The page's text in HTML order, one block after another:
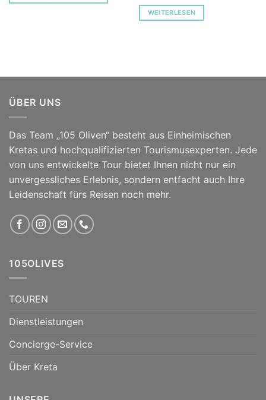
WEITERLESEN
ÜBER UNS
Das Team „105 Oliven“ besteht aus Einheimischen
Kretas und hochqualifizierten Tourismusexperten. Jede
von uns entwickelte Tour bietet Ihnen nicht nur ein
unvergessliches Erlebnis, sondern entfacht auch Ihre
Leidenschaft fürs Reisen noch mehr.
105OLIVES
TOUREN
Dienstleistungen
Concierge-Service
Über Kreta